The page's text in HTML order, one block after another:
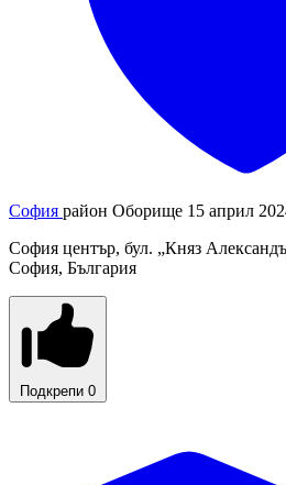
София район Оборище 15 април
София център, бул. „Княз
София, България
Подкрепи 0